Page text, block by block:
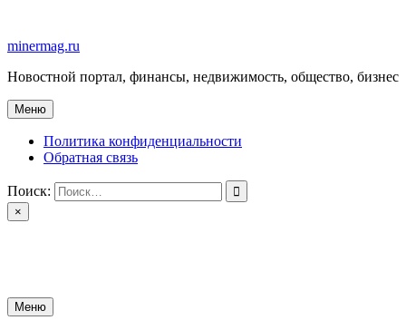
содержимому
minermag.ru
Новостной портал, финансы, недвижимость, общество, бизнес
Меню
Политика конфиденциальности
Обратная связь
Поиск:
×
Меню